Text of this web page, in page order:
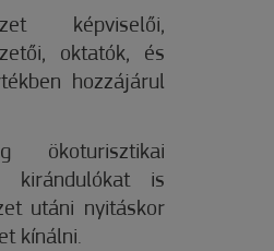
képviselői,
oktatók, és
hozzájárul
ökoturisztikai
kirándulókat is
utáni nyitáskor
kínálni.